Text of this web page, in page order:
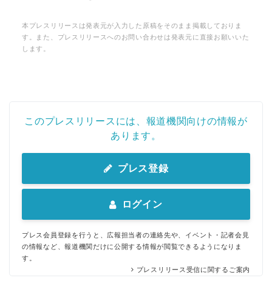
本プレスリリースは発表元が入力した原稿をそのまま掲載しておりま
す。また、プレスリリースへのお問い合わせは発表元に直接お願いいた
します。
このプレスリリースには、報道機関向けの情報が
あります。
プレス登録
ログイン
プレス会員登録を行うと、広報担当者の連絡先や、イベント・記者会見
の情報など、報道機関だけに公開する情報が閲覧できるようになりま
す。
プレスリリース受信に関するご案内